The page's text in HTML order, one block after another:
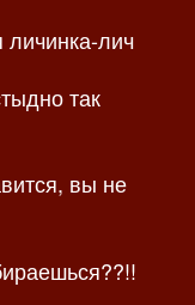
лич
так
вы не